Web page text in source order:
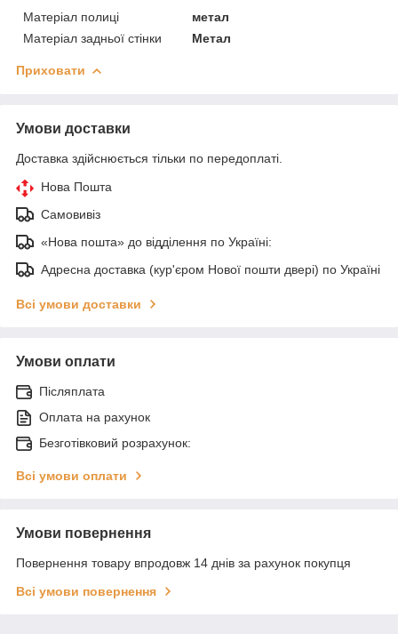
Матеріал полиці
метал
Матеріал задньої стінки
Метал
Приховати
Умови доставки
Доставка здійснюється тільки по передоплаті.
Нова Пошта
Самовивіз
«Нова пошта» до відділення по Україні:
Адресна доставка (кур'єром Нової пошти двері) по Україні
Всі умови доставки
Умови оплати
Післяплата
Оплата на рахунок
Безготівковий розрахунок:
Всі умови оплати
Умови повернення
Повернення товару впродовж 14 днів за рахунок покупця
Всі умови повернення